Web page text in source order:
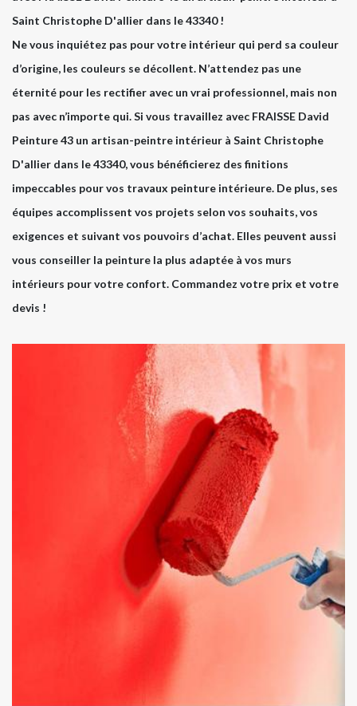
Saint Christophe D'allier dans le 43340 !
Ne vous inquiétez pas pour votre intérieur qui perd sa couleur
d’origine, les couleurs se décollent. N’attendez pas une
éternité pour les rectifier avec un vrai professionnel, mais non
pas avec n’importe qui. Si vous travaillez avec FRAISSE David
Peinture 43 un artisan-peintre intérieur à Saint Christophe
D'allier dans le 43340, vous bénéficierez des finitions
impeccables pour vos travaux peinture intérieure. De plus, ses
équipes accomplissent vos projets selon vos souhaits, vos
exigences et suivant vos pouvoirs d’achat. Elles peuvent aussi
vous conseiller la peinture la plus adaptée à vos murs
intérieurs pour votre confort. Commandez votre prix et votre
devis !